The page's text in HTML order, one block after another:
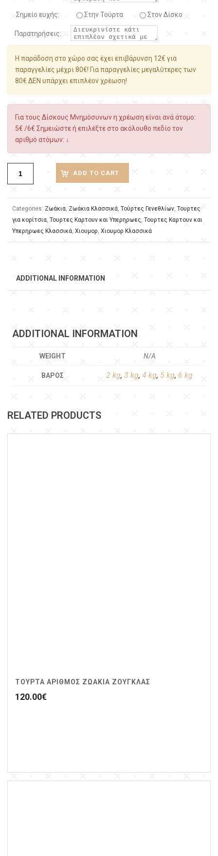
Σημείο ευχής: Στην Τούρτα Στον Δίσκο
Παρατηρήσεις:
Η παράδοση στο χώρο σας έχει επιβάρυνση 12€ για
παραγγελίες μέχρι 80€! Για παραγγελίες μεγαλύτερες των
80€ ΔΕΝ υπάρχει επιπλέον χρέωση!
Για τους Δίσκους Μνημόσυνων η χρέωση είναι ανά άτομο:
5€ /6€ Σημειώστε ή επιλέξτε στο ακόλουθο πεδίο τον
αριθμό ατόμων: ↓
ADD TO CART
Categories: Ζωάκια, Ζωάκια Κλασσικά, Τούρτες Γενεθλίων, Τουρτες
για κορίτσια, Τουρτες Καρτουν και Υπερηρωες, Τουρτες Καρτουν και
Υπερηρωες Κλασσικά, Χιουμορ, Χιουμορ Κλασσικά
ADDITIONAL INFORMATION
ADDITIONAL INFORMATION
WEIGHT N/A
ΒΆΡΟΣ 2 kg, 3 kg, 4 kg, 5 kg, 6 kg
RELATED PRODUCTS
ΤΟΥΡΤΑ ΑΡΙΘΜΟΣ ΖΩΆΚΙΑ ΖΟΥΓΚΛΑΣ
120.00€